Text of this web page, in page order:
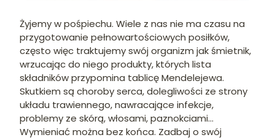
Żyjemy w pośpiechu. Wiele z nas nie ma czasu na
przygotowanie pełnowartościowych posiłków,
często więc traktujemy swój organizm jak śmietnik,
wrzucając do niego produkty, których lista
składników przypomina tablicę Mendelejewa.
Skutkiem są choroby serca, dolegliwości ze strony
układu trawiennego, nawracające infekcje,
problemy ze skórą, włosami, paznokciami…
Wymieniać można bez końca. Zadbaj o swój